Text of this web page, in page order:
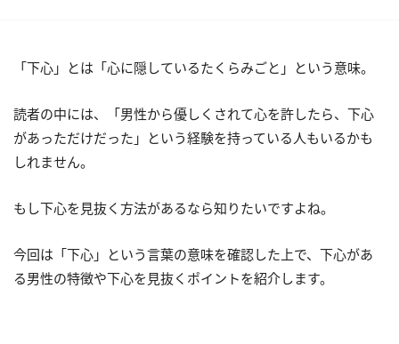
「下心」とは「心に隠しているたくらみごと」という意味。
読者の中には、「男性から優しくされて心を許したら、下心
があっただけだった」という経験を持っている人もいるかも
しれません。
もし下心を見抜く方法があるなら知りたいですよね。
今回は「下心」という言葉の意味を確認した上で、下心があ
る男性の特徴や下心を見抜くポイントを紹介します。